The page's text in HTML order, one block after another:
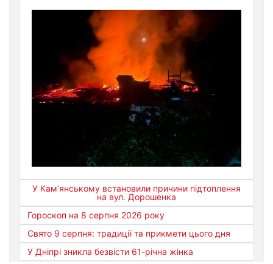
У Кам’янському встановили причини підтоплення
на вул. Дорошенка
Гороскоп на 8 серпня 2026 року
Свято 9 серпня: традиції та прикмети цього дня
У Дніпрі зникла безвісти 61-річна жінка